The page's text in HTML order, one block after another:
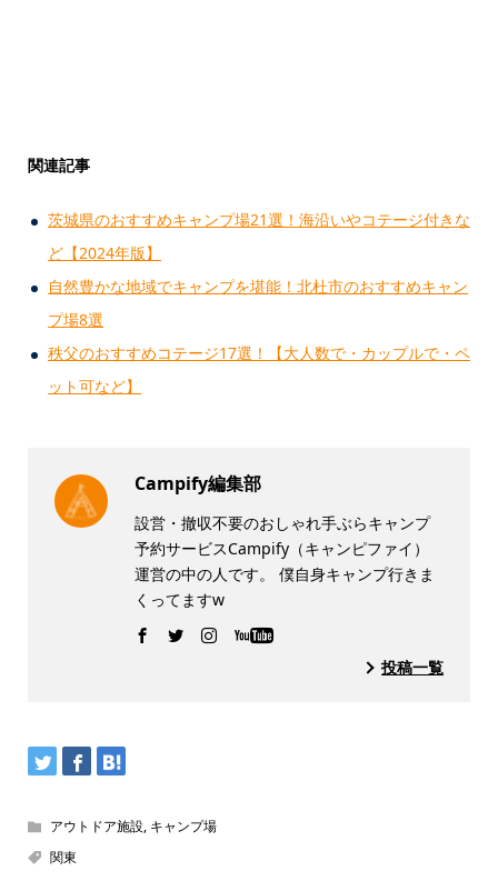
関連記事
茨城県のおすすめキャンプ場21選！海沿いやコテージ付きな
ど【2024年版】
自然豊かな地域でキャンプを堪能！北杜市のおすすめキャン
プ場8選
秩父のおすすめコテージ17選！【大人数で・カップルで・ペ
ット可など】
Campify編集部
設営・撤収不要のおしゃれ手ぶらキャンプ
予約サービスCampify（キャンピファイ）
運営の中の人です。 僕自身キャンプ行きま
くってますw
投稿一覧
アウトドア施設, キャンプ場
関東